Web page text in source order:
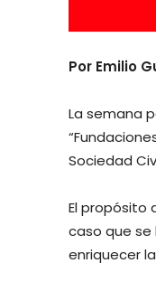
Por Emilio
La semana
Sociedad
El propósito
caso que se
enriquecer